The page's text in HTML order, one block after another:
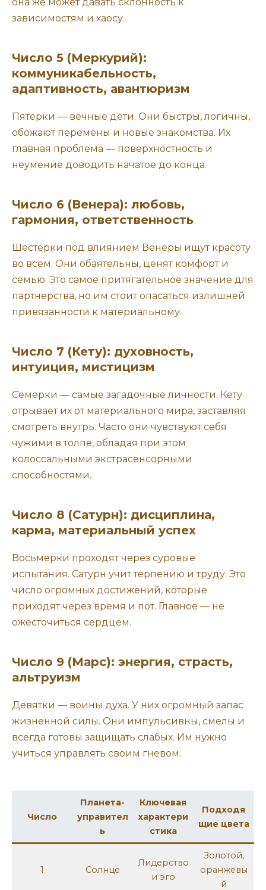
зависимостям и хаосу.
Число 5 (Меркурий):
коммуникабельность,
адаптивность, авантюризм
Пятерки — вечные дети. Они быстры, логичны,
обожают перемены и новые знакомства. Их
главная проблема — поверхностность и
неумение доводить начатое до конца.
Число 6 (Венера): любовь,
гармония, ответственность
Шестерки под влиянием Венеры ищут красоту
во всем. Они обаятельны, ценят комфорт и
семью. Это самое притягательное значение для
партнерства, но им стоит опасаться излишней
привязанности к материальному.
Число 7 (Кету): духовность,
интуиция, мистицизм
Семерки — самые загадочные личности. Кету
отрывает их от материального мира, заставляя
смотреть внутрь. Часто они чувствуют себя
чужими в толпе, обладая при этом
колоссальными экстрасенсорными
способностями.
Число 8 (Сатурн): дисциплина,
карма, материальный успех
Восьмерки проходят через суровые
испытания. Сатурн учит терпению и труду. Это
число огромных достижений, которые
приходят через время и пот. Главное — не
ожесточиться сердцем.
Число 9 (Марс): энергия, страсть,
альтруизм
Девятки — воины духа. У них огромный запас
жизненной силы. Они импульсивны, смелы и
всегда готовы защищать слабых. Им нужно
учиться управлять своим гневом.
Число
Планета-
управител
ь
Ключевая
характери
стика
Подходя
щие цвета
1 Солнце
Лидерство
и эго
Золотой,
оранжевы
й